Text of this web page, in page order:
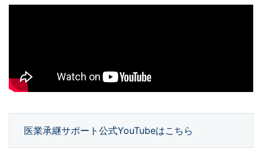
医業承継サポート公式YouTubeはこちら